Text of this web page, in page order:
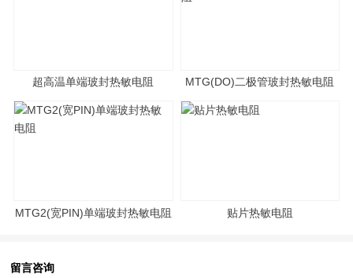
超高温单端玻封热敏电阻 MTG(DO)二极管玻封热敏电阻
MTG2(宽PIN)单端玻封热敏电阻 贴片热敏电阻
留言咨询